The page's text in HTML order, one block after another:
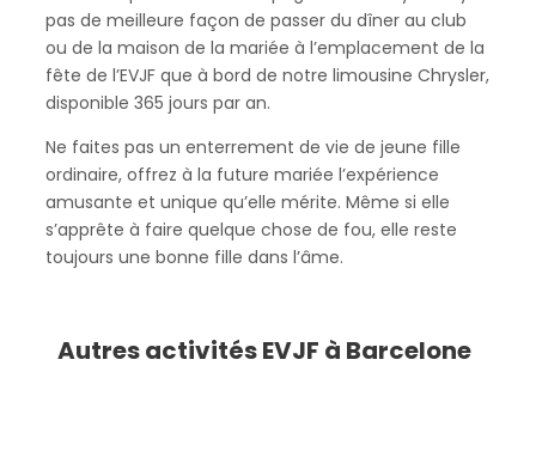
pas de meilleure façon de passer du dîner au club
ou de la maison de la mariée à l’emplacement de la
fête de l’EVJF que à bord de notre limousine Chrysler,
disponible 365 jours par an.
Ne faites pas un enterrement de vie de jeune fille
ordinaire, offrez à la future mariée l’expérience
amusante et unique qu’elle mérite. Même si elle
s’apprête à faire quelque chose de fou, elle reste
toujours une bonne fille dans l’âme.
Autres activités EVJF à Barcelone